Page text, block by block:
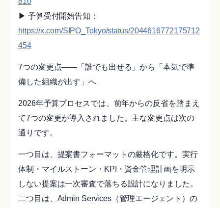
▶ 予算受付開始告知：
https://x.com/SIPO_Tokyo/status/2044616772175712
454
7つの変更点——「誰でも出せる」から「本気で準
備した組織が出す」へ
2026年予算プロセスでは、前年からの反省を踏まえ
て7つの変更が導入されました。主な変更点は次の
通りです。
一つ目は、提案書フォーマットの厳格化です。実行
体制・マイルストーン・KPI・資金管理計画を明示
しない提案は一次審査で落ちる設計になりました。
二つ目は、Admin Services（管理エージェント）の